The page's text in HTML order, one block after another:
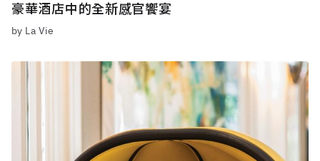
豪華酒店中的全新感官饗宴
by La Vie